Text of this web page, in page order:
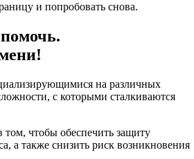
и попробовать снова.
на различных
с которыми сталкиваются
том, чтобы обеспечить защиту
, а также снизить риск возникновения